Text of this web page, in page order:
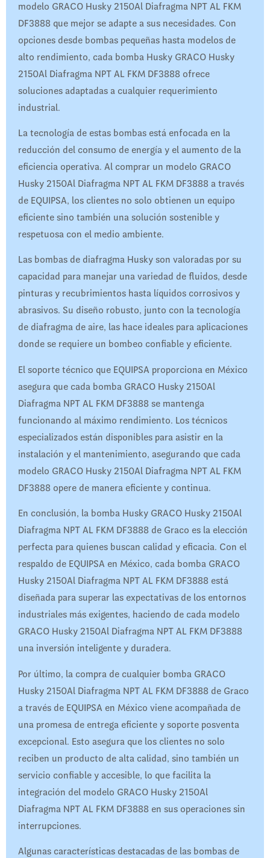
modelo GRACO Husky 2150Al Diafragma NPT AL FKM
DF3888 que mejor se adapte a sus necesidades. Con
opciones desde bombas pequeñas hasta modelos de
alto rendimiento, cada bomba Husky GRACO Husky
2150Al Diafragma NPT AL FKM DF3888 ofrece
soluciones adaptadas a cualquier requerimiento
industrial.
La tecnología de estas bombas está enfocada en la
reducción del consumo de energía y el aumento de la
eficiencia operativa. Al comprar un modelo GRACO
Husky 2150Al Diafragma NPT AL FKM DF3888 a través
de EQUIPSA, los clientes no solo obtienen un equipo
eficiente sino también una solución sostenible y
respetuosa con el medio ambiente.
Las bombas de diafragma Husky son valoradas por su
capacidad para manejar una variedad de fluidos, desde
pinturas y recubrimientos hasta líquidos corrosivos y
abrasivos. Su diseño robusto, junto con la tecnología
de diafragma de aire, las hace ideales para aplicaciones
donde se requiere un bombeo confiable y eficiente.
El soporte técnico que EQUIPSA proporciona en México
asegura que cada bomba GRACO Husky 2150Al
Diafragma NPT AL FKM DF3888 se mantenga
funcionando al máximo rendimiento. Los técnicos
especializados están disponibles para asistir en la
instalación y el mantenimiento, asegurando que cada
modelo GRACO Husky 2150Al Diafragma NPT AL FKM
DF3888 opere de manera eficiente y continua.
En conclusión, la bomba Husky GRACO Husky 2150Al
Diafragma NPT AL FKM DF3888 de Graco es la elección
perfecta para quienes buscan calidad y eficacia. Con el
respaldo de EQUIPSA en México, cada bomba GRACO
Husky 2150Al Diafragma NPT AL FKM DF3888 está
diseñada para superar las expectativas de los entornos
industriales más exigentes, haciendo de cada modelo
GRACO Husky 2150Al Diafragma NPT AL FKM DF3888
una inversión inteligente y duradera.
Por último, la compra de cualquier bomba GRACO
Husky 2150Al Diafragma NPT AL FKM DF3888 de Graco
a través de EQUIPSA en México viene acompañada de
una promesa de entrega eficiente y soporte posventa
excepcional. Esto asegura que los clientes no solo
reciben un producto de alta calidad, sino también un
servicio confiable y accesible, lo que facilita la
integración del modelo GRACO Husky 2150Al
Diafragma NPT AL FKM DF3888 en sus operaciones sin
interrupciones.
Algunas características destacadas de las bombas de